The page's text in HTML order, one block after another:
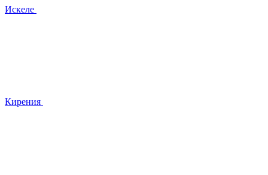
Искеле
Кирения